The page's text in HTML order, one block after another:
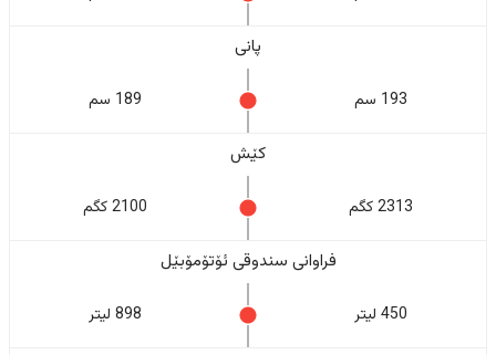
پانی
193 سم 189 سم
کێش
2313 کگم 2100 کگم
فراوانی سندوقی ئۆتۆمۆبێل
450 لیتر 898 لیتر